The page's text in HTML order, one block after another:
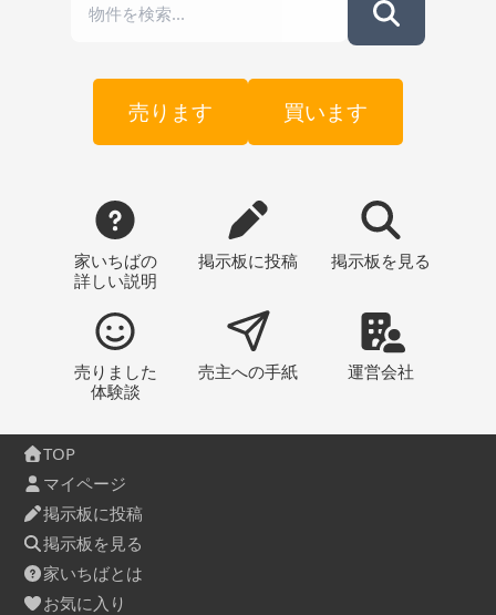
売ります 買います
家いちばの
詳しい説明
掲示板に投稿 掲示板 を見る
売りました
体験談
売主への手紙 運営会社
TOP
マイページ
掲示板に投稿
掲示板を見る
家いちばとは
お気に入り